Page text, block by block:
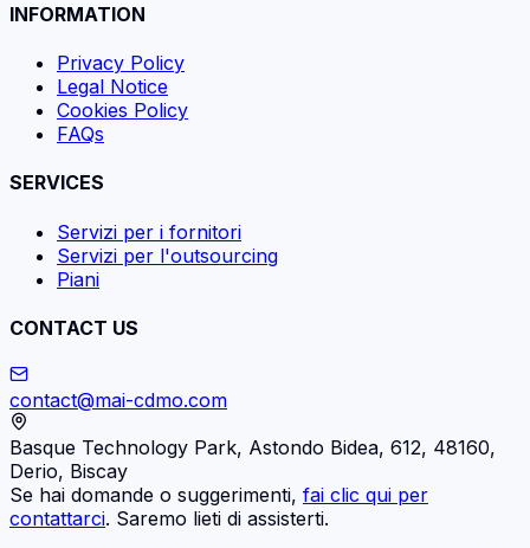
INFORMATION
Privacy Policy
Legal Notice
Cookies Policy
FAQs
SERVICES
Servizi per i fornitori
Servizi per l'outsourcing
Piani
CONTACT US
contact@mai-cdmo.com
Basque Technology Park, Astondo Bidea, 612, 48160,
Derio, Biscay
Se hai domande o suggerimenti, fai clic qui per
contattarci. Saremo lieti di assisterti.